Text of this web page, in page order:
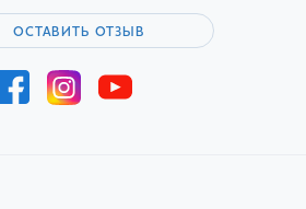
ОСТАВИТЬ ОТЗЫВ